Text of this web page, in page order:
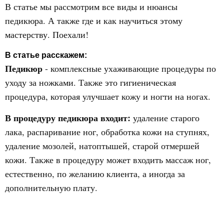
В статье мы рассмотрим все виды и нюансы
педикюра. А также где и как научиться этому
мастерству. Поехали!
В статье расскажем:
Педикюр - комплексные ухаживающие процедуры по
уходу за ножками. Также это гигиеническая
процедура, которая улучшает кожу и ногти на ногах.
В процедуру педикюра входит: удаление старого
лака, распаривание ног, обработка кожи на ступнях,
удаление мозолей, натоптышей, старой отмершей
кожи. Также в процедуру может входить массаж ног,
естественно, по желанию клиента, а иногда за
дополнительную плату.